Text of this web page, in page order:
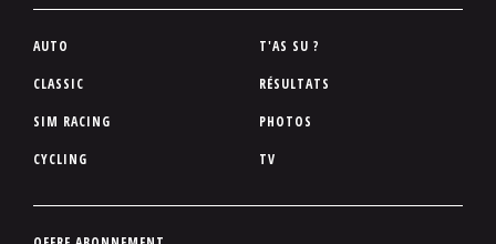
P
d
d
p
AUTO
CLASSIC
SIM RACING
CYCLING
T'AS SU ?
RÉSULTATS
PHOTOS
TV